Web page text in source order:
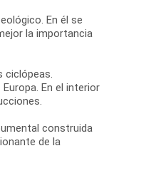
En él se
la importancia
ciclópeas.
En el interior
construida
de la